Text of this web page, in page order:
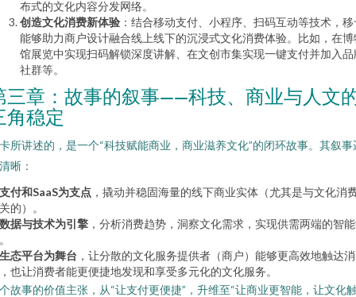
布式的文化内容分发网络。
创造文化消费新体验 ：结合移动支付、小程序、扫码互动等技术，
能够助力商户设计融合线上线下的沉浸式文化消费体验。比如，在博
馆展览中实现扫码解锁深度讲解、在文创市集实现一键支付并加入品
社群等。
三章：故事的叙事——科技、商业与人文
角稳定
所讲述的，是一个“科技赋能商业，商业滋养文化”的闭环故事。其叙事
晰：
付和SaaS为支点 ，撬动并稳固海量的线下商业实体（尤其是与文化消
的）。
据与技术为引擎 ，分析消费趋势，洞察文化需求，实现供需两端的智
态平台为舞台 ，让分散的文化服务提供者（商户）能够更高效地触达
也让消费者能更便捷地发现和享受多元化的文化服务。
故事的价值主张，从“让支付更便捷”，升维至“让商业更智能，让文化